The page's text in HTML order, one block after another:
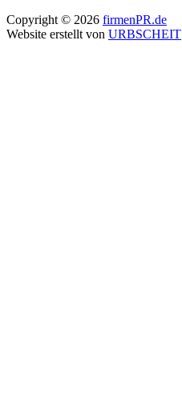
Copyright © 2026 firmenPR.de
Website erstellt von URBSCHEIT